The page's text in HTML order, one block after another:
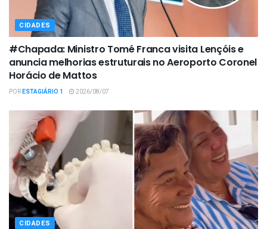
CIDADES
#Chapada: Ministro Tomé Franca visita Lençóis e
anuncia melhorias estruturais no Aeroporto Coronel
Horácio de Mattos
PORESTAGIÁRIO 1 2026/08/07
CIDADES